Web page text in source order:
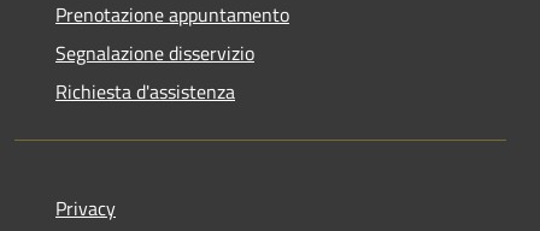
Prenotazione appuntamento
Segnalazione disservizio
Richiesta d'assistenza
Privacy